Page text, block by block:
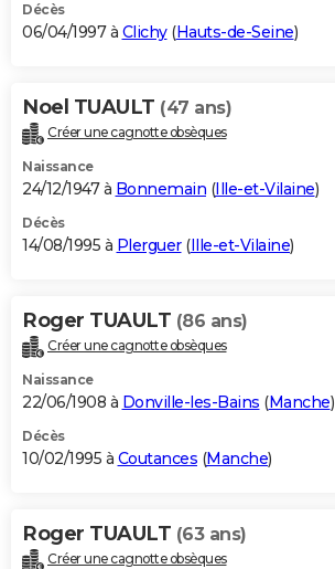
Décès
06/04/1997 à Clichy(Hauts-de-Seine)
Noel TUAULT (47 ans)
Créer une cagnotte obsèques
Naissance
24/12/1947 à Bonnemain (Ille-et-Vilaine)
Décès
14/08/1995 à Plerguer(Ille-et-Vilaine)
Roger TUAULT (86 ans)
Créer une cagnotte obsèques
Naissance
22/06/1908 à Donville-les-Bains (Manche)
Décès
10/02/1995 à Coutances (Manche)
Roger TUAULT (63 ans)
Créer une cagnotte obsèques